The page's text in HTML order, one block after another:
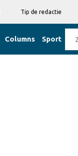
Tip de redactie
Columns Sport